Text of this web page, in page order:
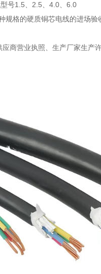
号1.5、2.5、4.0、6.0
规格的硬质铜芯电线的进场验
应商营业执照、生产厂家生产